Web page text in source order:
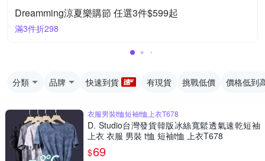
Dreamming涼夏樂購節 任選3件$599起
滿3件折298
分類 品牌 快速到貨 有現貨 挑戰低價 價格低到
衣服男裝t恤短袖t恤上衣T678
D. Studio台灣發貨韓版冰絲寬鬆透氣速乾短袖
上衣 衣服 男裝 t恤 短袖t恤 上衣T678
$69